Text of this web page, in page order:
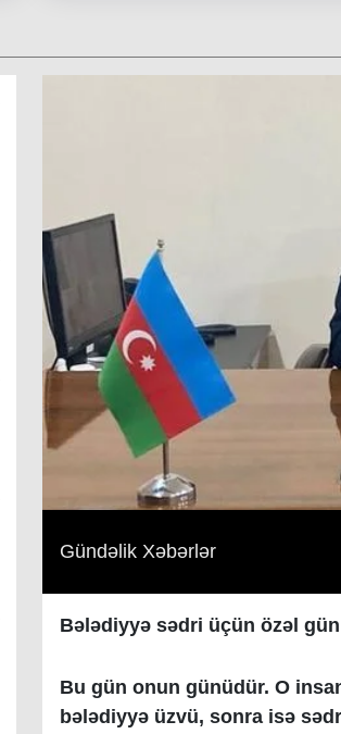
Gündəlik Xəbərlər
Bələdiyyə sədri üçün özəl gün
Bu gün onun günüdür. O
bələdiyyə üzvü, sonra isə